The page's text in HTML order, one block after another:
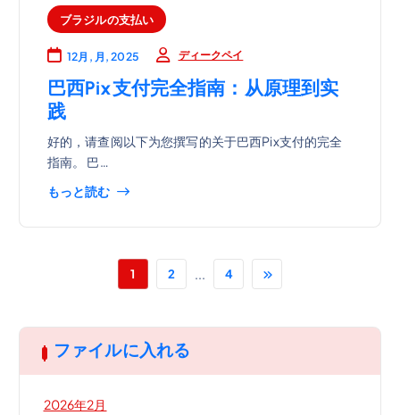
ブラジルの支払い
12月, 月, 2025 ディークペイ
巴西Pix支付完全指南：从原理到实
践
好的，请查阅以下为您撰写的关于巴西Pix支付的完全
指南。 巴…
もっと読む
1 2 ... 4
ファイルに入れる
2026年2月